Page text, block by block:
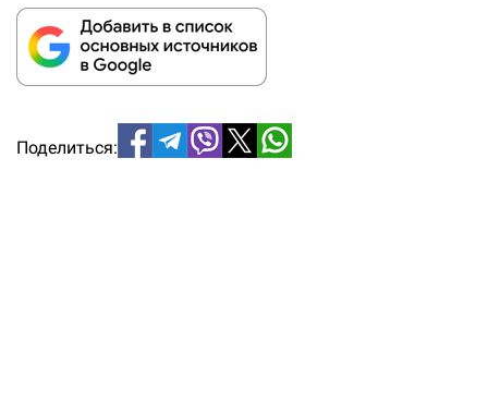
Поделиться: